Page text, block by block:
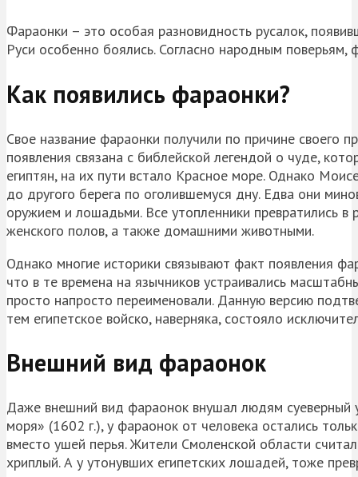
Фараонки – это особая разновидность русалок,
Руси особенно боялись. Согласно народным
Как появились фараонки?
Свое название фараонки получили по причине своего
появления связана с библейской легендой о чуде,
египтян, на их пути встало Красное море. Однако
до другого берега по оголившемуся дну. Едва они
оружием и лошадьми. Все утопленники превратились
женского полов, а также домашними животными.
Однако многие историки связывают факт появления
что в те времена на язычников устраивались
просто напросто переименовали. Данную версию
тем египетское войско, наверняка, состояло
Внешний вид фараонок
Даже внешний вид фараонок внушал людям суеверный
моря» (1602 г.), у фараонок от человека остались
вместо ушей перья. Жители Смоленской области
хриплый. А у утонувших египетских лошадей, тоже